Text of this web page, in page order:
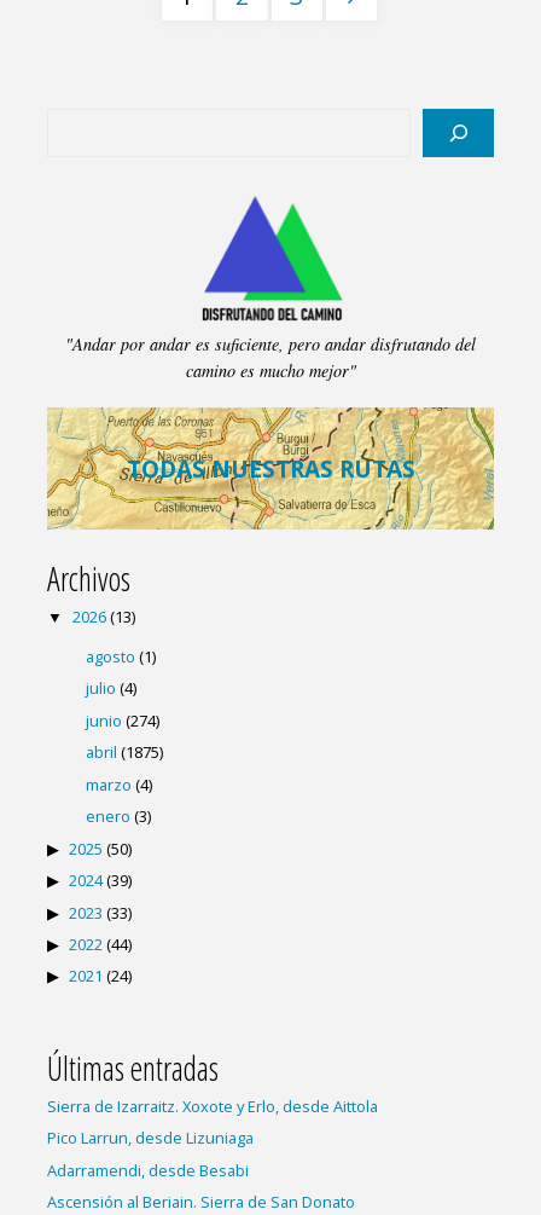
Parking
Formigal-
Portalet"
"Andar por andar es suficiente, pero andar disfrutando del
camino es mucho mejor"
TODAS NUESTRAS RUTAS
Archivos
2026(13)
agosto (1)
julio (4)
junio (274)
abril (1875)
marzo (4)
enero (3)
2025 (50)
2024(39)
2023 (33)
2022(44)
2021 (24)
Últimas entradas
Sierra de Izarraitz. Xoxote y Erlo, desde Aittola
Pico Larrun, desde Lizuniaga
Adarramendi, desde Besabi
Ascensión al Beriain. Sierra de San Donato